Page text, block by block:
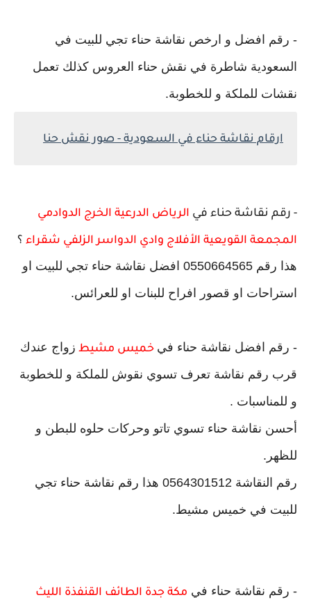
- رقم افضل و ارخص نقاشة حناء تجي للبيت في
السعودية شاطرة في نقش حناء العروس كذلك تعمل
نقشات للملكة و للخطوبة.
ارقام نقاشة حناء في السعودية - صور نقش حنا
- رقم نقاشة حناء في الرياض الدرعية الخرج الدوادمي
المجمعة القويعية الأفلاج وادي الدواسر الزلفي شقراء ؟
هذا رقم 0550664565 افضل نقاشة حناء تجي للبيت او
استراحات او قصور افراح للبنات او للعرائس.
- رقم افضل نقاشة حناء في خميس مشيط زواج عندك
قرب رقم نقاشة تعرف تسوي نقوش للملكة و للخطوبة
و للمناسبات .
أحسن نقاشة حناء تسوي تاتو وحركات حلوه للبطن و
للظهر.
رقم النقاشة
0564301512 هذا رقم نقاشة حناء تجي
للبيت في خميس مشيط.
- رقم نقاشة حناء في مكة جدة الطائف القنفذة الليث